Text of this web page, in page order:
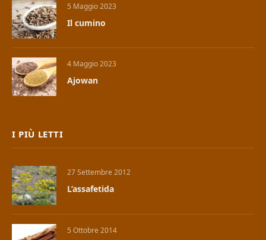
5 Maggio 2023
Il cumino
4 Maggio 2023
Ajowan
I PIÙ LETTI
27 Settembre 2012
L’assafetida
5 Ottobre 2014